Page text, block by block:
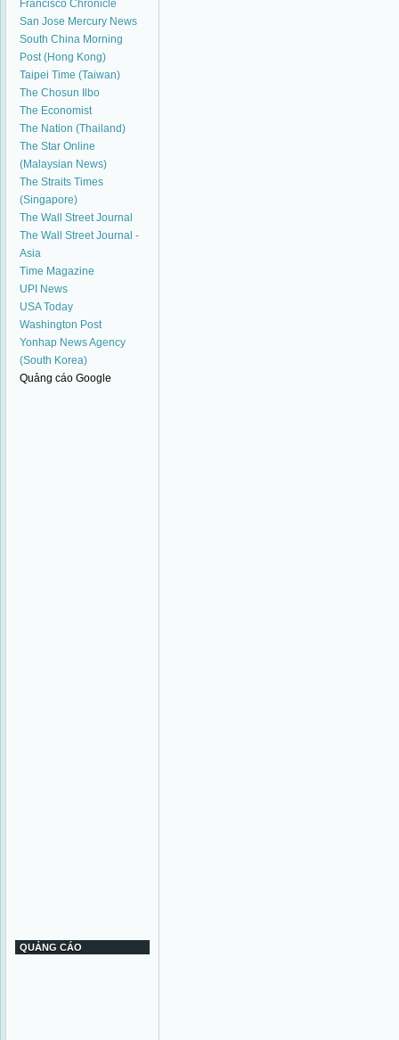
Francisco Chronicle
San Jose Mercury News
South China Morning
Post (Hong Kong)
Taipei Time (Taiwan)
The Chosun Ilbo
The Economist
The Nation (Thailand)
The Star Online
(Malaysian News)
The Straits Times
(Singapore)
The Wall Street Journal
The Wall Street Journal -
Asia
Time Magazine
UPI News
USA Today
Washington Post
Yonhap News Agency
(South Korea)
Quảng cáo Google
QUẢNG CÁO